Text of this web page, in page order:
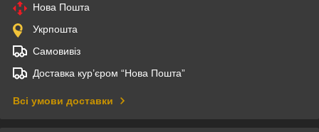
Нова Пошта
Укрпошта
Самовивіз
Доставка кур’єром “Нова Пошта”
Всі умови доставки